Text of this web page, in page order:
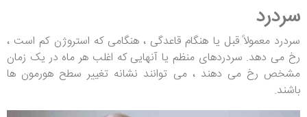
سردرد
سردرد معمولاً قبل یا هنگام قاعدگی ، هنگامی که استروژن کم است ،
رخ می دهد. سردردهای منظم یا آنهایی که اغلب هر ماه در یک زمان
مشخص رخ می دهند ، می توانند نشانه تغییر سطح هورمون ها
باشند.